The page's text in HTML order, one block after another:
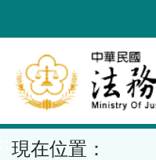
到
要
內
容
區
現在位置：